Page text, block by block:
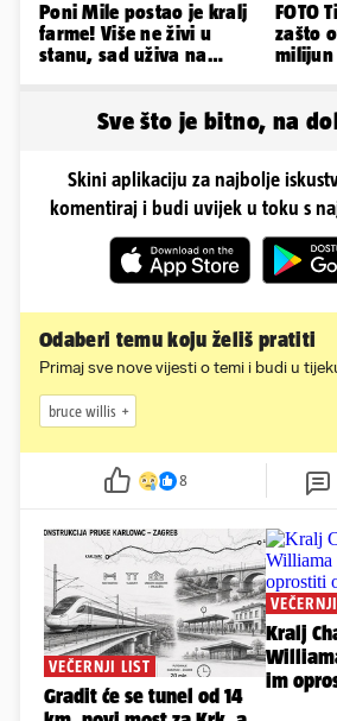
Poni Mile postao je kralj
farme! Više ne živi u
stanu, sad uživa na
FOTO
zašto
Sve što je bitno, na
Skini aplikaciju za najbolje
komentiraj i budi uvijek u toku s
Odaberi temu koju želiš pratiti
Primaj sve nove vijesti o temi i budi u
bruce willis
8